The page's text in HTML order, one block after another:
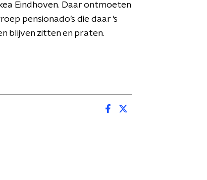
Eindhoven. Daar ontmoeten
pensionado’s die daar ’s
blijven zitten en praten.